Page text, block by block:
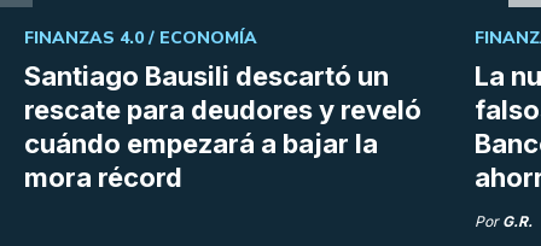
Santiago Bausili descartó un
rescate para deudores y reveló
cuándo empezará a bajar la
mora récord
FINANZAS 4.0 / ECONOMÍA
La
Por G.R.